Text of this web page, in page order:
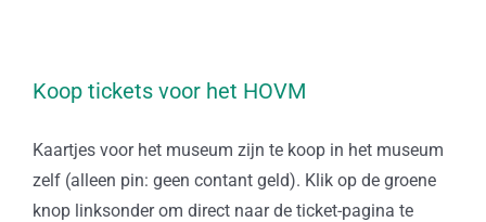
Koop tickets voor het HOVM
Kaartjes voor het museum zijn te koop in het museum
zelf (alleen pin: geen contant geld). Klik op de groene
knop linksonder om direct naar de ticket-pagina te